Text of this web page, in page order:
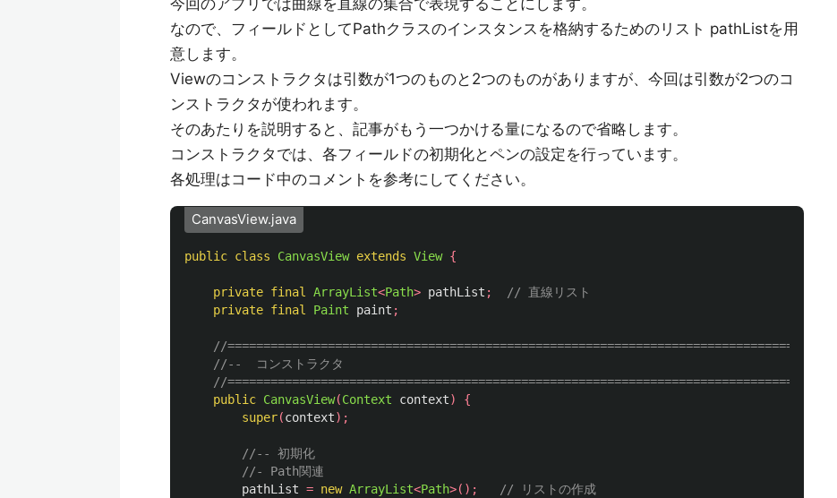
今回のアプリでは曲線を直線の集合で表現することにします。
なので、フィールドとしてPathクラスのインスタンスを格納するためのリスト pathListを用
意します。
Viewのコンストラクタは引数が1つのものと2つのものがありますが、今回は引数が2つのコ
ンストラクタが使われます。
そのあたりを説明すると、記事がもう一つかける量になるので省略します。
コンストラクタでは、各フィールドの初期化とペンの設定を行っています。
各処理はコード中のコメントを参考にしてください。
CanvasView.java
public class CanvasView extends View {
private final ArrayList<Path> pathList ;
// 直線リスト
private final Paint paint ;
//======================================================================================
//--  コンストラクタ
//======================================================================================
public CanvasView(Context context)
{
super(context);
//-- 初期化
//- Path関連
pathList = new ArrayList<Path>(); // リストの作成